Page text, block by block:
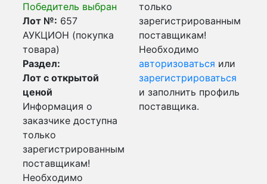
Победитель выбран
Лот №: 657
АУКЦИОН (покупка
товара)
Раздел:
Лот с открытой
ценой
Информация о
заказчике доступна
только
зарегистрированным
поставщикам!
Необходимо
только
зарегистрированным
поставщикам!
Необходимо
авторизоваться или
зарегистрироваться
и заполнить профиль
поставщика.